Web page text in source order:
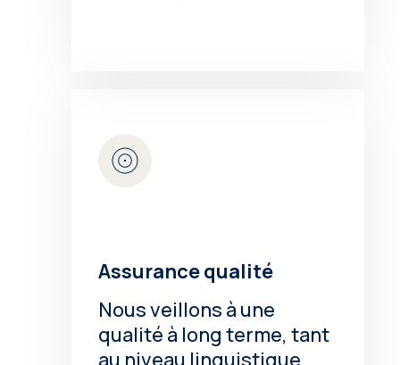
Assurance qualité
Nous veillons à une
qualité à long terme, tant
au niveau linguistique